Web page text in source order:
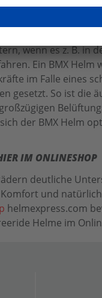
DER HALFPIPE
wenn es z. B. in
Ein BMX
im Falle eines
gesetzt. So ist
der BMX Helm
IM ONLINESHOP
deutliche
und natürlich
helmexpress.com
Helme im